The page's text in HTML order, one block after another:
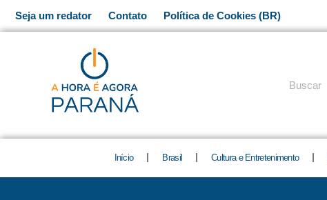
para
Seja um redator Contato Política de Cookies (BR)
Pesquisar
Início Brasil Cultura e Entretenimento